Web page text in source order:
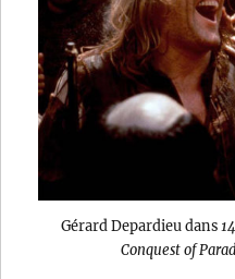
Gérard Depardieu dans
Conquest of